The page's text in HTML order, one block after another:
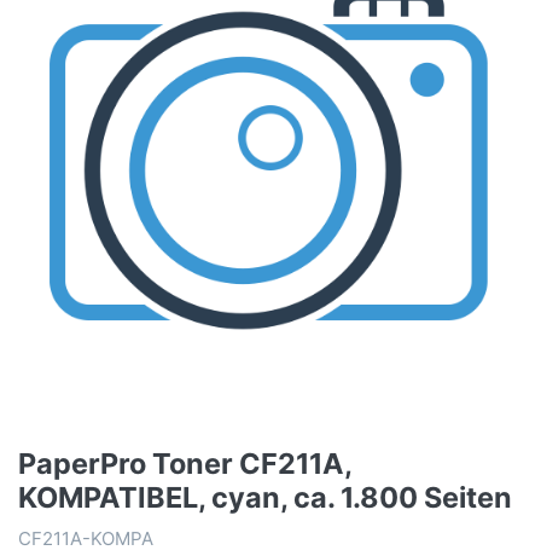
PaperPro Toner CF211A,
KOMPATIBEL, cyan, ca. 1.800 Seiten
CF211A-KOMPA